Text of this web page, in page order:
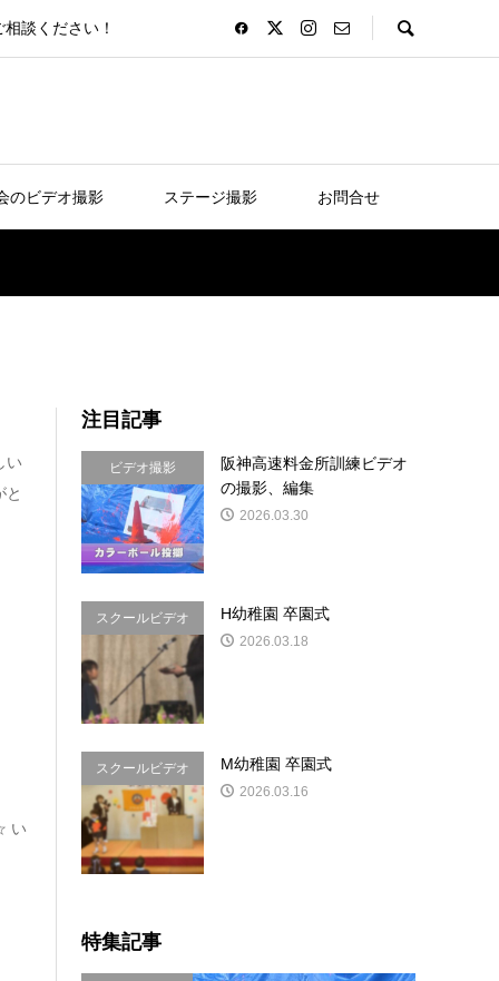
談ください！
のビデオ撮影 ステージ撮影 お問合せ
い
と
い
注目記事
ビデオ撮影
阪神高速料金所訓練ビデオ
の撮影、編集
2026.03.30
スクールビデオ
&写真
H幼稚園 卒園式
2026.03.18
スクールビデオ
&写真
M幼稚園 卒園式
2026.03.16
特集記事